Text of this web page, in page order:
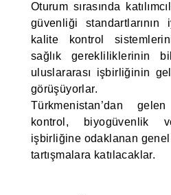
Oturum sırasında
güvenliği standartlarının
kalite kontrol
sağlık gerekliliklerinin
uluslararası işbirliğinin
görüşüyorlar.
Türkmenistan’dan
kontrol, biyogüvenlik
işbirliğine odaklanan
tartışmalara katılacaklar.